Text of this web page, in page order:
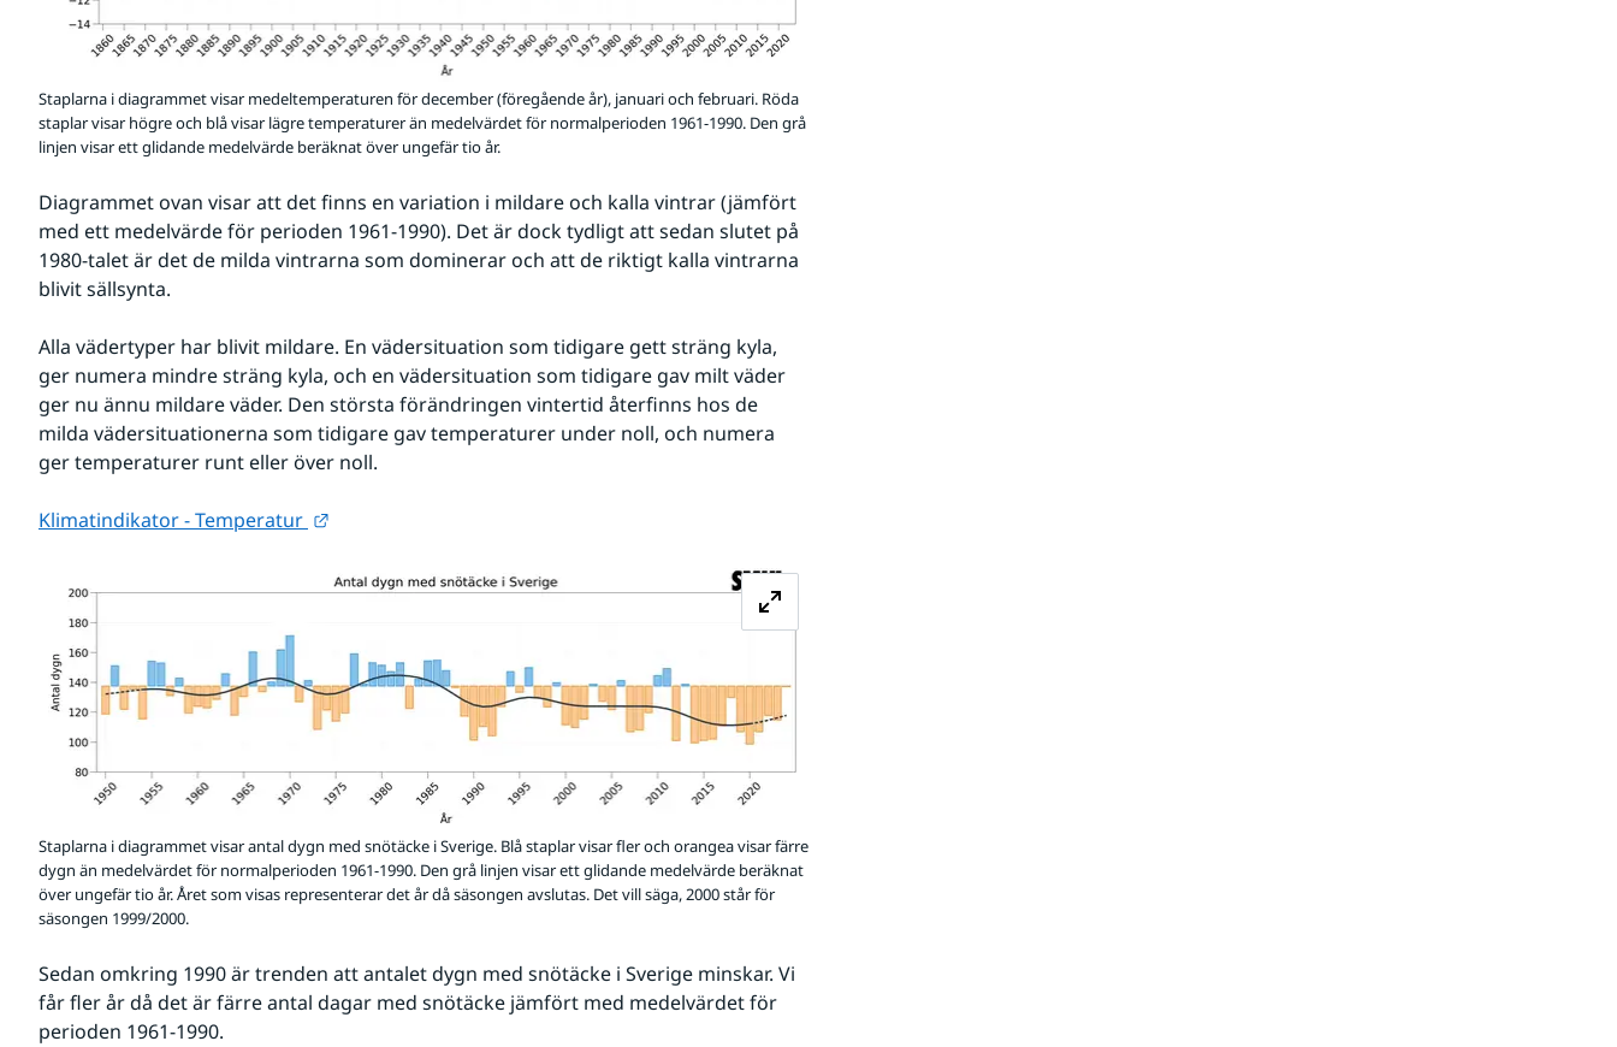
Staplarna i diagrammet visar medeltemperaturen för december (föregående år), januari och februari. Röda
staplar visar högre och blå visar lägre temperaturer än medelvärdet för normalperioden 1961-1990. Den grå
linjen visar ett glidande medelvärde beräknat över ungefär tio år.
Diagrammet ovan visar att det finns en variation i mildare och kalla vintrar (jämfört
med ett medelvärde för perioden 1961-1990). Det är dock tydligt att sedan slutet på
1980-talet är det de milda vintrarna som dominerar och att de riktigt kalla vintrarna
blivit sällsynta.
Alla vädertyper har blivit mildare. En vädersituation som tidigare gett sträng kyla,
ger numera mindre sträng kyla, och en vädersituation som tidigare gav milt väder
ger nu ännu mildare väder. Den största förändringen vintertid återfinns hos de
milda vädersituationerna som tidigare gav temperaturer under noll, och numera
ger temperaturer runt eller över noll.
Klimatindikator - Temperatur
Staplarna i diagrammet visar antal dygn med snötäcke i Sverige. Blå staplar visar fler och orangea visar färre
dygn än medelvärdet för normalperioden 1961-1990. Den grå linjen visar ett glidande medelvärde beräknat
över ungefär tio år. Året som visas representerar det år då säsongen avslutas. Det vill säga, 2000 står för
säsongen 1999/2000.
Sedan omkring 1990 är trenden att antalet dygn med snötäcke i Sverige minskar. Vi
får fler år då det är färre antal dagar med snötäcke jämfört med medelvärdet för
perioden 1961-1990.